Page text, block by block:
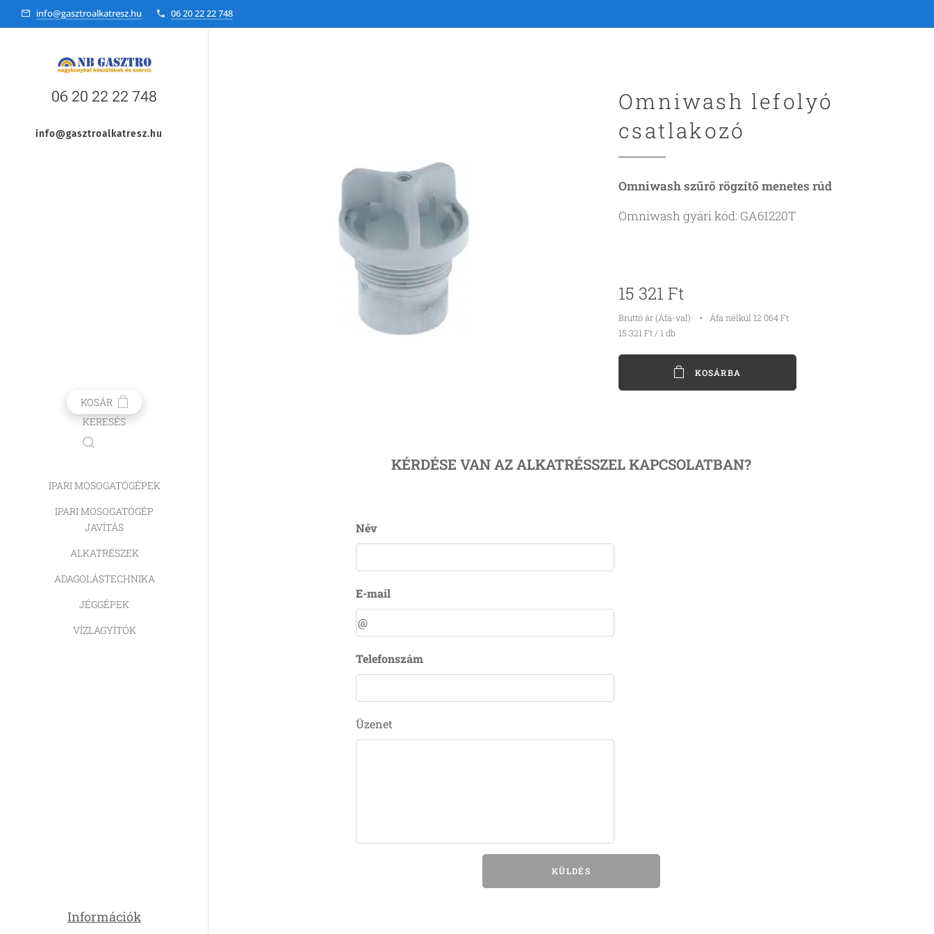
info@gasztroalkatresz.hu 06 20 22 22 748
06 20 22 22 748
info@gasztroalkatresz.hu
KOSÁR
KERESÉS
IPARI MOSOGATÓGÉPEK
IPARI MOSOGATÓGÉP
JAVÍTÁS
ALKATRÉSZEK
ADAGOLÁSTECHNIKA
JÉGGÉPEK
VÍZLÁGYÍTÓK
Omniwash lefolyó
csatlakozó
Omniwash szűrő rögzítő menetes rúd
Omniwash gyári kód: GA61220T
15 321 Ft
Bruttó ár (Áfá-val)
Áfa nélkül 12 064 Ft
15 321 Ft / 1 db
KOSÁRBA
KÉRDÉSE VAN AZ ALKATRÉSSZEL KAPCSOLATBAN?
Név
E-mail
Telefonszám
Üzenet
KÜLDÉS
Információk